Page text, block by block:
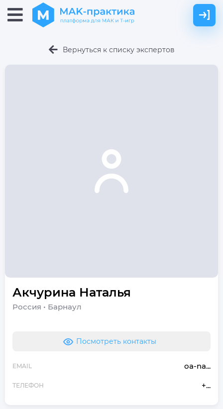
Вернуться к списку экспертов
Акчурина Наталья
Россия • Барнаул
Посмотреть контакты
EMAIL oa-na...
ТЕЛЕФОН +...